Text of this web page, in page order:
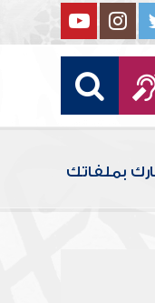
بملفاتك